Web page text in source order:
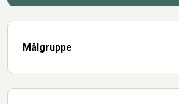
Målgruppe